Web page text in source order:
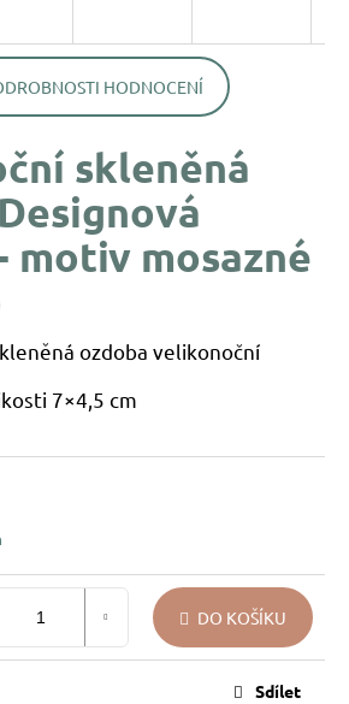
HODNOCENÍ
skleněná
motiv mosazné
ozdoba velikonoční
7×4,5 cm
DO KOŠÍKU
Sdílet